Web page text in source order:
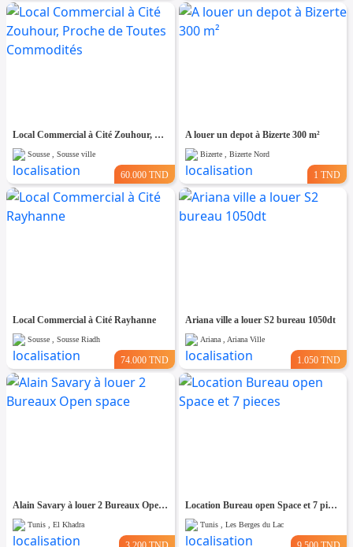
Local Commercial à Cité Zouhour, Proche de Toutes Commodités
Sousse , Sousse ville
60.000 TND
A louer un depot à Bizerte 300 m²
Bizerte , Bizerte Nord
1 TND
Local Commercial à Cité Rayhanne
Sousse , Sousse Riadh
74.000 TND
Ariana ville a louer S2 bureau 1050dt
Ariana , Ariana Ville
1.050 TND
Alain Savary à louer 2 Bureaux Open space
Tunis , El Khadra
Location Bureau open Space et 7 pieces
Tunis , Les Berges du Lac